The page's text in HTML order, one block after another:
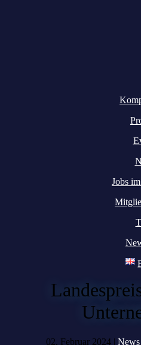
Jobs
02. Februar 2024 | News